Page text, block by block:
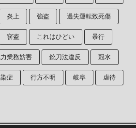
炎上 強盗 過失運転致死傷
窃盗 これはひどい 暴行
力業務妨害 銃刀法違反 冠水
症 行方不明 岐阜 虐待